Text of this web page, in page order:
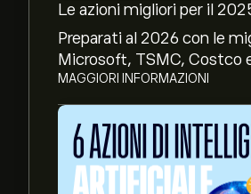
Le azioni migliori per il
Preparati al 2026 con le
Microsoft, TSMC, Costco
MAGGIORI INFORMAZIONI
Il prezzo attuale delle